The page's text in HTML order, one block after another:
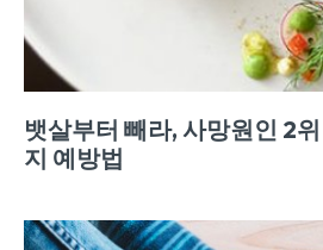
뱃살부터 빼라, 사망원인 2위
지 예방법